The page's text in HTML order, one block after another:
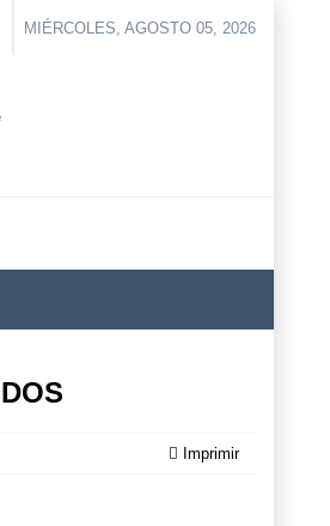
MIÉRCOLES, AGOSTO 05, 2026
Imprimir